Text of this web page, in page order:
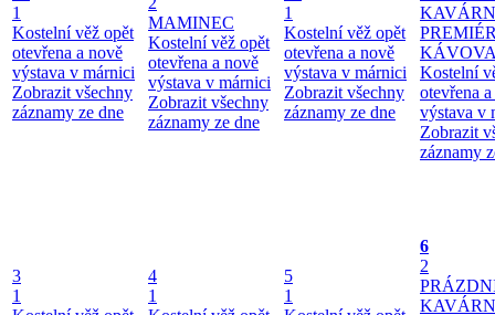
1
Kostelní věž opět
otevřena a nově
výstava v márnici
Zobrazit všechny
záznamy ze dne
MAMINEC
Kostelní věž opět
otevřena a nově
výstava v márnici
Zobrazit všechny
záznamy ze dne
1
Kostelní věž opět
otevřena a nově
výstava v márnici
Zobrazit všechny
záznamy ze dne
Kostelní
otevřena
výstava v
Zobrazit
záznamy
3
1
4
1
5
1
6
2